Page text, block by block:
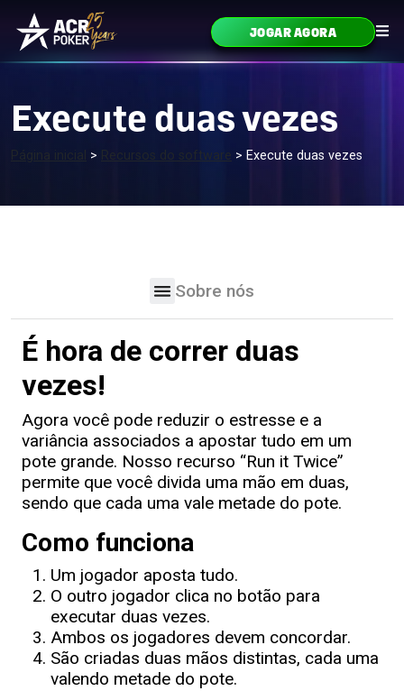
Ir para o conteúdo
Navegação principalJOGAR AGORA
Execute duas vezes
> Recursos do software > Execute duas vezes
É hora de correr duas
vezes!
Agora você pode reduzir o estresse e a
variância associados a apostar tudo em um
pote grande. Nosso recurso “Run it Twice”
permite que você divida uma mão em duas,
sendo que cada uma vale metade do pote.
Como funciona
Um jogador aposta tudo.
O outro jogador clica no botão para
executar duas vezes.
Ambos os jogadores devem concordar.
São criadas duas mãos distintas, cada uma
valendo metade do pote.
Sobre nós